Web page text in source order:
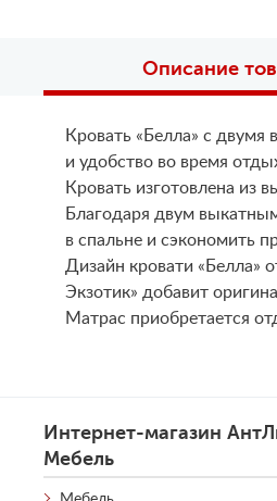
Описание
Кровать «Белла» с
и удобство во время
Кровать изготовлена из
Благодаря двум
в спальне и сэкономить
Дизайн кровати «Белла»
Экзотик» добавит
Матрас приобретается
Интернет-магазин
Мебель